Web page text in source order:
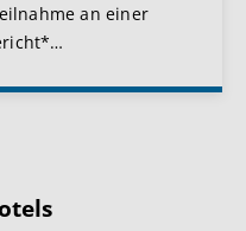
an einer
…